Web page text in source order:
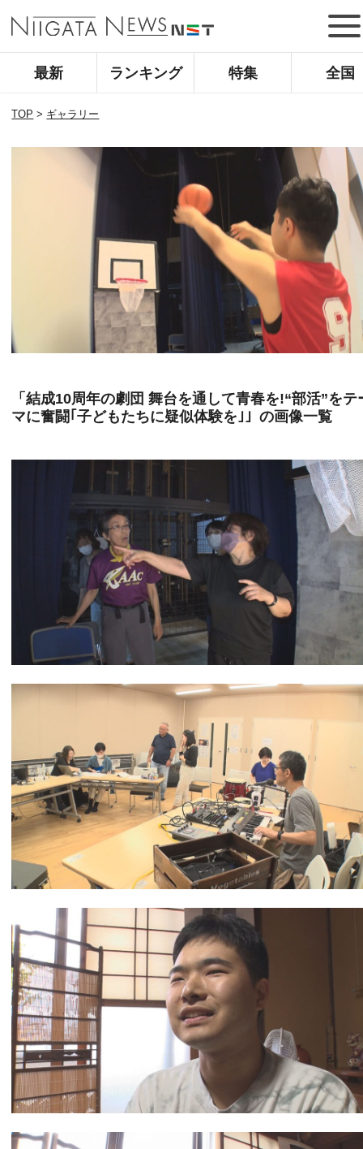
最新 ランキング 特集 全国
TOP > ギャラリー
「結成10周年の劇団 舞台を通して青春を!“部活”をテ
マに奮闘｢子どもたちに疑似体験を｣」の画像一覧